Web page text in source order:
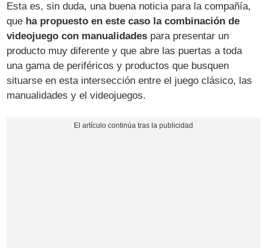
Esta es, sin duda, una buena noticia para la compañía,
que ha propuesto en este caso la combinación de
videojuego con manualidades para presentar un
producto muy diferente y que abre las puertas a toda
una gama de periféricos y productos que busquen
situarse en esta intersección entre el juego clásico, las
manualidades y el videojuegos.